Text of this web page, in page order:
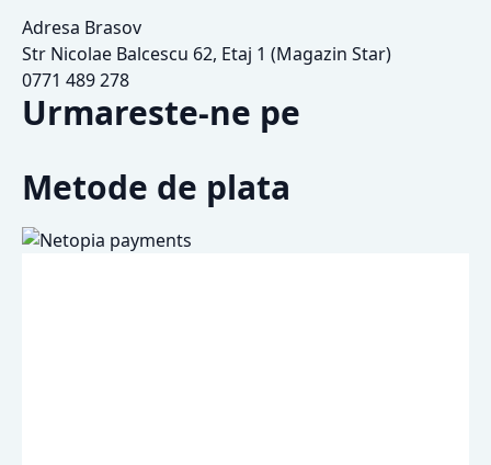
Adresa Brasov
Str Nicolae Balcescu 62, Etaj 1 (Magazin Star)
0771 489 278
Urmareste-ne pe
Metode de plata